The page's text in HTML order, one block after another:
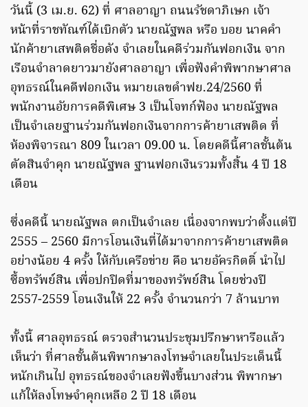
วันนี้ (3 เม.ย. 62) ที่ ศาลอาญา ถนนรัชดาภิเษก เจ้า
หน้าที่ราชทัณฑ์ได้เบิกตัว นายณัฐพล หรือ บอย นาคคำ
นักค้ายาเสพติดชื่อดัง จำเลยในคดีร่วมกันฟอกเงิน จาก
เรือนจำลาดยาวมายังศาลอาญา เพื่อฟังคำพิพากษาศาล
อุทธรณ์ในคดีฟอกเงิน หมายเลขดำฟย.24/2560 ที่
พนักงานอัยการคดีพิเศษ 3 เป็นโจทก์ฟ้อง นายณัฐพล
เป็นจำเลยฐานร่วมกันฟอกเงินจากการค้ายาเสพติด ที่
ห้องพิจารณา 809 ในเวลา 09.00 น. โดยคดีนี้ศาลชั้นต้น
ตัดสินจำคุก นายณัฐพล ฐานฟอกเงินรวมทั้งสิ้น 4 ปี 18
เดือน
ซึ่งคดีนี้ นายณัฐพล ตกเป็นจำเลย เนื่องจากพบว่าตั้งแต่ปี
2555 – 2560 มีการโอนเงินที่ได้มาจากการค้ายาเสพติด
อย่างน้อย 4 ครั้ง ให้กับเครือข่าย คือ นายอัครกิตติ์ นำไป
ซื้อทรัพย์สิน เพื่อปกปิดที่มาของทรัพย์สิน โดยช่วงปี
2557-2559 โอนเงินให้ 22 ครั้ง จำนวนกว่า 7 ล้านบาท
ทั้งนี้ ศาลอุทธรณ์ ตรวจสำนวนประชุมปรึกษาหารือแล้ว
เห็นว่า ที่ศาลชั้นต้นพิพากษาลงโทษจำเลยในประเด็นนี้
หนักเกินไป อุทธรณ์ของจำเลยฟังขึ้นบางส่วน พิพากษา
แก้ให้ลงโทษจำคุกเหลือ 2 ปี 18 เดือน